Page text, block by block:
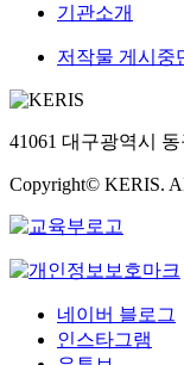
기관소개
저작물 게시중
41061 대구광역시
Copyright© KERIS.
네이버 블로그
인스타그램